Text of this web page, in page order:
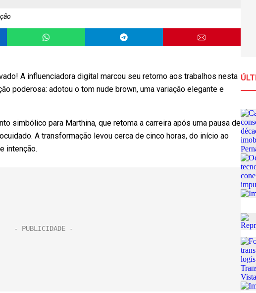
A influenciadora digital marcou seu retorno aos trabalhos nesta
poderosa: adotou o tom nude brown, uma variação elegante e
simbólico para Marthina, que retoma a carreira após uma pausa de
A transformação levou cerca de cinco horas, do início ao
intenção.